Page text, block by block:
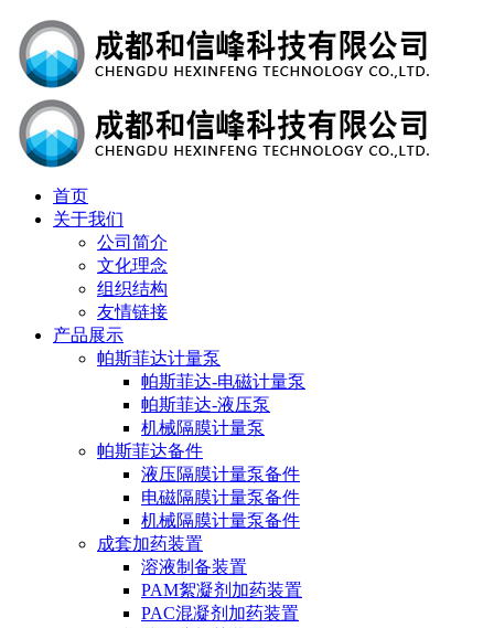
首页
关于我们
公司简介
文化理念
组织结构
友情链接
产品展示
帕斯菲达计量泵
帕斯菲达-电磁计量泵
帕斯菲达-液压泵
机械隔膜计量泵
帕斯菲达备件
液压隔膜计量泵备件
电磁隔膜计量泵备件
机械隔膜计量泵备件
成套加药装置
溶液制备装置
PAM絮凝剂加药装置
PAC混凝剂加药装置